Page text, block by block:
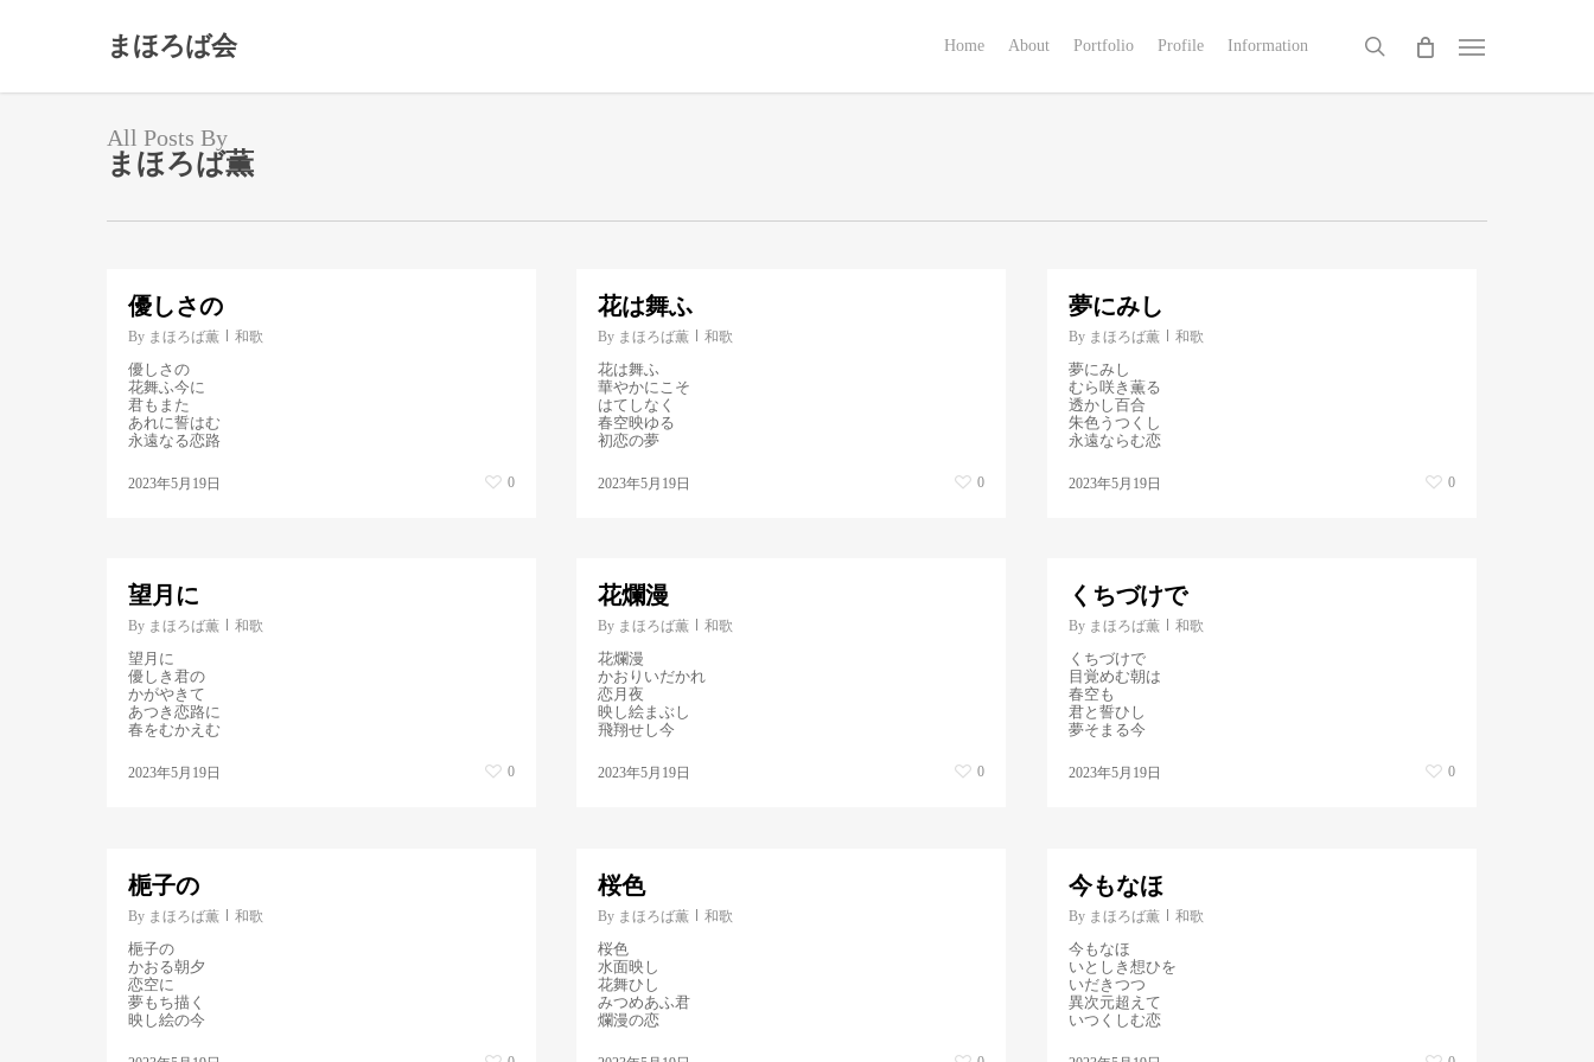
まほろば会 Home About Portfolio Profile Information search Menu
All Posts By
まほろば薫
優しさの
By まほろば薫 和歌
優しさの
花舞ふ今に
君もまた
あれに誓はむ
永遠なる恋路
2023年5月19日 0
花は舞ふ
By まほろば薫 和歌
花は舞ふ
華やかにこそ
はてしなく
春空映ゆる
初恋の夢
2023年5月19日 0
夢にみし
By まほろば薫 和歌
夢にみし
むら咲き薫る
透かし百合
朱色うつくし
永遠ならむ恋
2023年5月19日 0
望月に
By まほろば薫 和歌
望月に
優しき君の
かがやきて
あつき恋路に
春をむかえむ
2023年5月19日 0
花爛漫
By まほろば薫 和歌
花爛漫
かおりいだかれ
恋月夜
映し絵まぶし
飛翔せし今
2023年5月19日 0
くちづけで
By まほろば薫 和歌
くちづけで
目覚めむ朝は
春空も
君と誓ひし
夢そまる今
2023年5月19日 0
梔子の
By まほろば薫 和歌
梔子の
かおる朝夕
恋空に
夢もち描く
映し絵の今
桜色
By まほろば薫 和歌
桜色
水面映し
花舞ひし
みつめあふ君
爛漫の恋
今もなほ
By まほろば薫 和歌
今もなほ
いとしき想ひを
いだきつつ
異次元超えて
いつくしむ恋